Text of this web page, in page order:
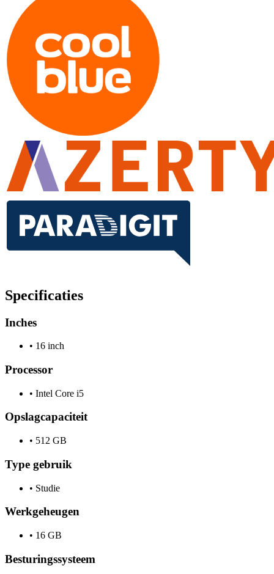
Specificaties
Inches
• 16 inch
Processor
• Intel Core i5
Opslagcapaciteit
• 512 GB
Type gebruik
• Studie
Werkgeheugen
• 16 GB
Besturingssysteem